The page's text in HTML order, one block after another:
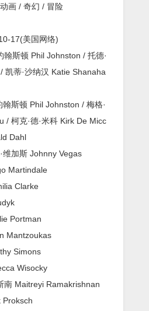
/ 奇幻 / 冒险
17(美国网络)
顿 Phil Johnston / 托德·
凯蒂·沙纳汉 Katie Shanaha
顿 Phil Johnston / 梅格·
/ 柯克·德·米科 Kirk De Micc
Dahl
斯 Johnny Vegas
Martindale
Clarke
Portman
Mantzoukas
Simons
Wisocky
南 Maitreyi Ramakrishnan
Proksch